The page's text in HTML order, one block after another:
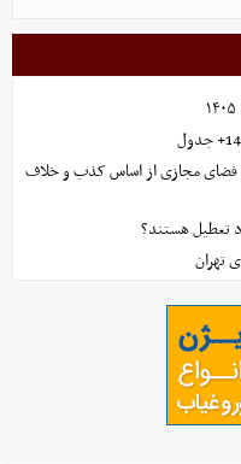
فضای مجازی از اساس کذب و خلاف
تهران